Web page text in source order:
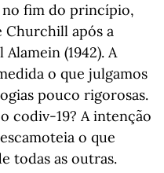
no fim do princípio,
Churchill após a
(1942). A
o que julgamos
pouco rigorosas.
codiv-19? A intenção
o que
todas as outras.